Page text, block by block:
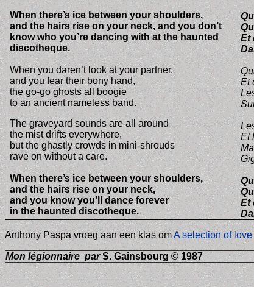
When there’s ice between your shoulders,
and the hairs rise on your neck, and you don’t
know who you’re dancing with at the haunted
discotheque.
When you daren’t look at your partner,
and you fear their bony hand,
the go-go ghosts all boogie
to an ancient nameless band.
The graveyard sounds are all around
the mist drifts everywhere,
but the ghastly crowds in mini-shrouds
rave on without a care.
When there’s ice between your shoulders,
and the hairs rise on your neck,
and you know you’ll dance forever
in the haunted discotheque.
Et
Et
Et
Et
Anthony Paspa vroeg aan een klas omA selection of
Mon légionnaire parS. Gainsbourg© 1987